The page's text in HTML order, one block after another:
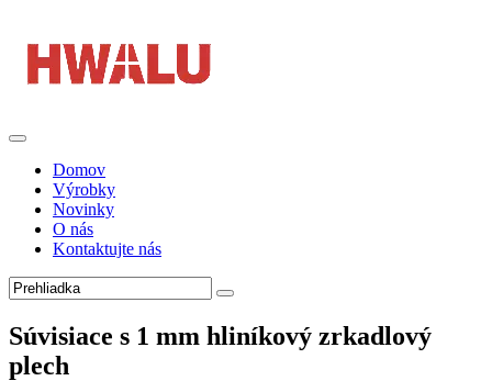
Domov
Výrobky
Novinky
O nás
Kontaktujte nás
Súvisiace s 1 mm hliníkový zrkadlový
plech